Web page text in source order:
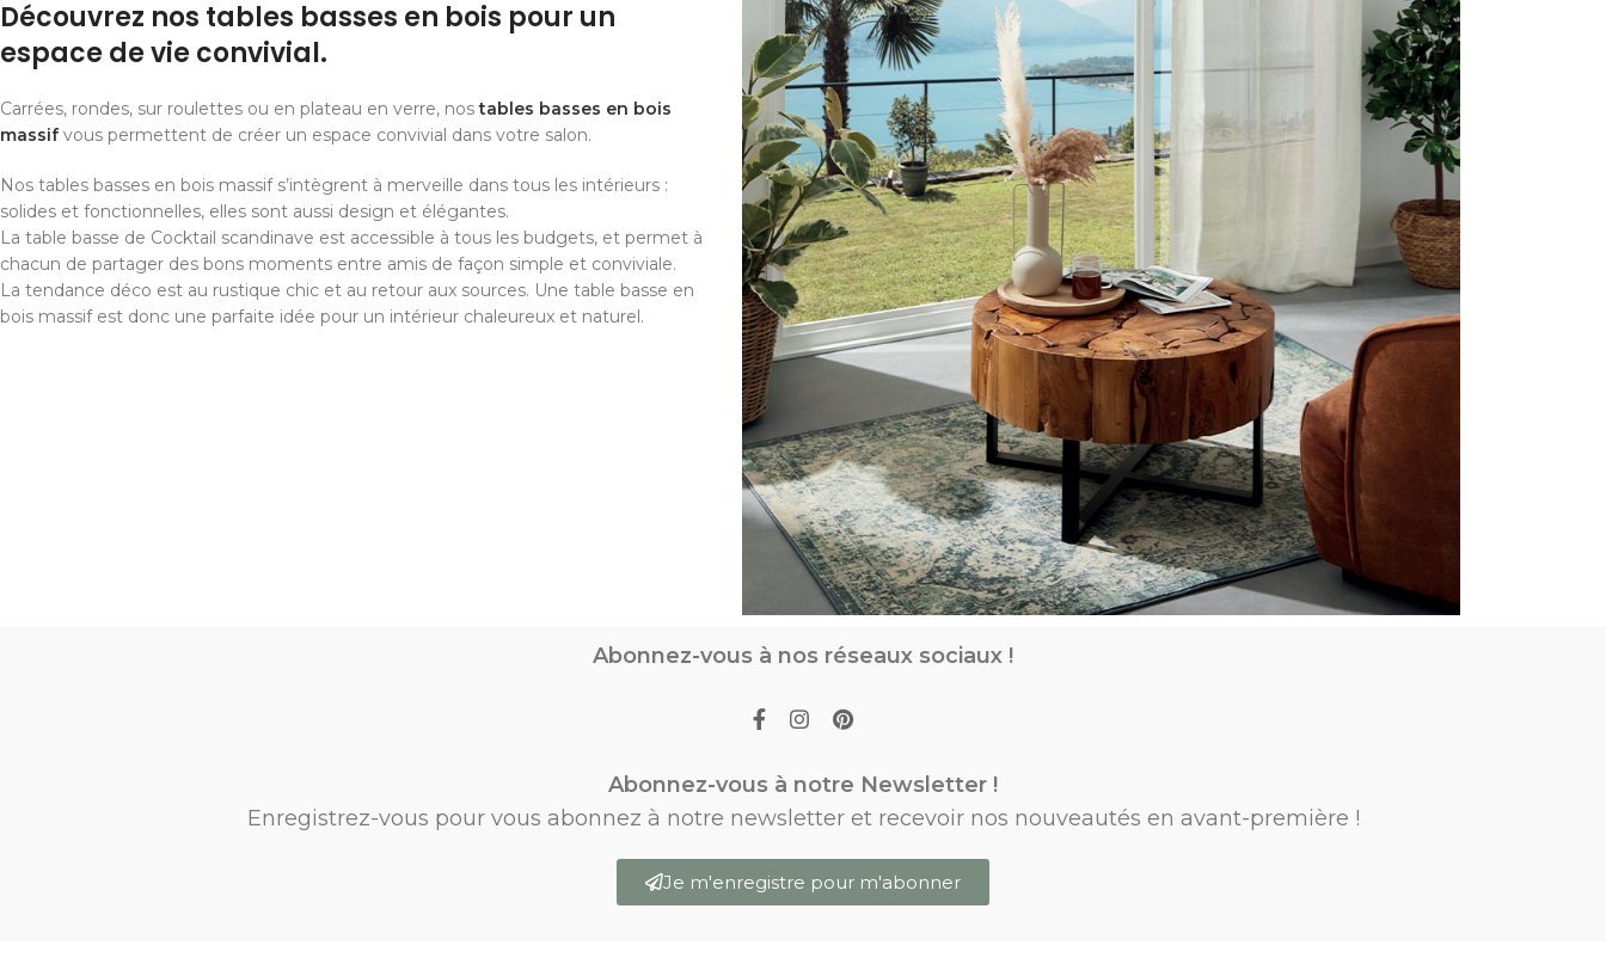
Découvrez nos tables basses en bois pour un
espace de vie convivial.
Carrées, rondes, sur roulettes ou en plateau en verre, nostables basses en bois
massifvous permettent de créer un espace convivial dans votre salon.
Nos tables basses en bois massif s’intègrent à merveille dans tous les intérieurs :
solides et fonctionnelles, elles sont aussi design et élégantes.
La table basse de Cocktail scandinave est accessible à tous les budgets, et permet à
chacun de partager des bons moments entre amis de façon simple et conviviale.
La tendance déco est au rustique chic et au retour aux sources. Une table basse en
bois massif est donc une parfaite idée pour un intérieur chaleureux et naturel.
Abonnez-vous à nos réseaux sociaux !
Abonnez-vous à notre Newsletter !
Enregistrez-vous pour vous abonnez à notre newsletter et recevoir nos nouveautés en avant-première !
Je m'enregistre pour m'abonner